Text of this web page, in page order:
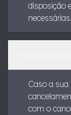
disposição
necessárias.
Caso a sua
com o